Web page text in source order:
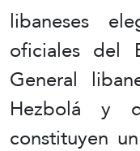
libaneses
oficiales del
General
Hezbolá y
constituyen